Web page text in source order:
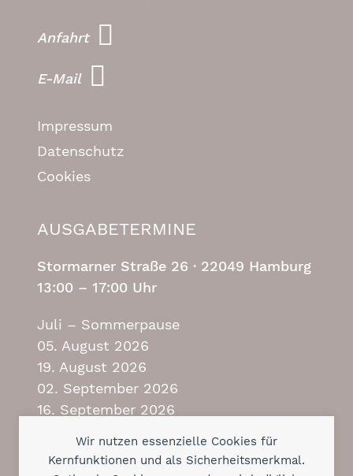
Wir nutzen essenzielle Cookies für
Kernfunktionen und als Sicherheitsmerkmal.
Anfahrt
E-Mail
Impressum
Datenschutz
Cookies
AUSGABETERMINE
Stormarner Straße 26 · 22049 Hamburg
13:00 – 17:00 Uhr
Juli – Sommerpause
05. August 2026
19. August 2026
02. September 2026
16. September 2026
14. Oktober 2026